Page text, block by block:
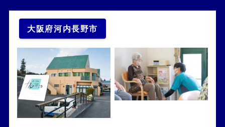
大阪府河内長野市